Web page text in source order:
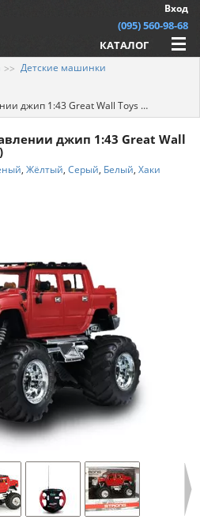
Вход
(095) 560-98-68
КАТАЛОГ
Детские машинки
Great Wall Toys Hummer (красный)
джип 1:43 Great Wall
, Жёлтый, Серый, Белый, Хаки